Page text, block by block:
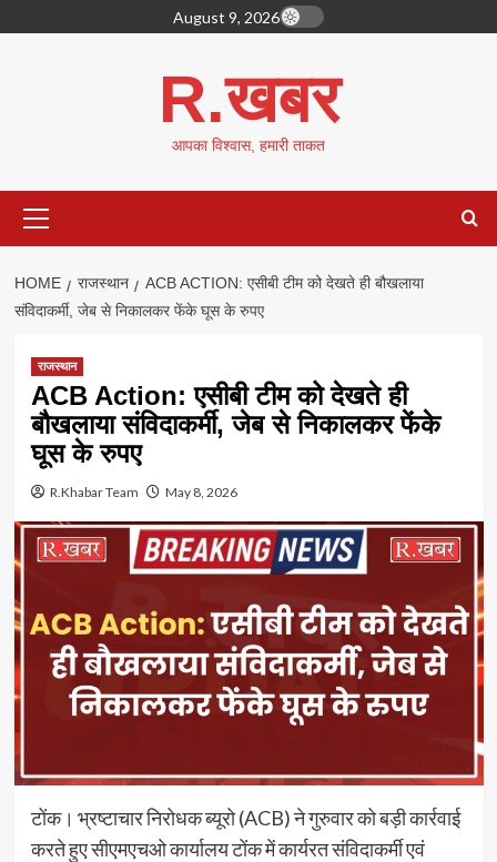
to
August 9, 2026
R.खबर
आपका विश्वास, हमारी ताकत
Menu
HOME राजस्थान
ACB ACTION: एसीबी टीम को देखते ही बौखलाया
संविदाकर्मी, जेब से निकालकर फेंके घूस के रुपए
राजस्थान
ACB Action: एसीबी टीम को देखते ही
बौखलाया संविदाकर्मी, जेब से निकालकर फेंके
घूस के रुपए
R.Khabar Team May 8, 2026
टोंक। भ्रष्टाचार निरोधक ब्यूरो (ACB) ने गुरुवार को बड़ी कार्रवाई
करते हुए सीएमएचओ कार्यालय टोंक में कार्यरत संविदाकर्मी एवं